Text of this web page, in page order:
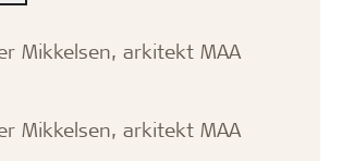
Mikkelsen, arkitekt MAA
Mikkelsen, arkitekt MAA